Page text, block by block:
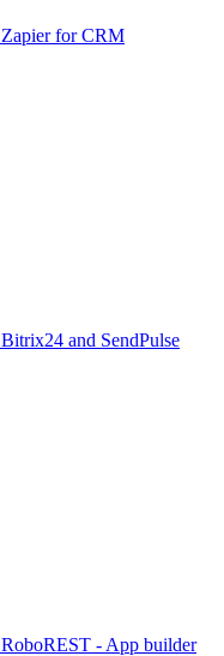
Zapier for CRM
Bitrix24 and SendPulse
RoboREST - App builder